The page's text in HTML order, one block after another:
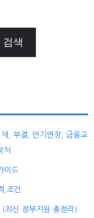
검색
, 부결, 만기연장, 금융교
처
이드
,조건
최신 정부지원 총정리)